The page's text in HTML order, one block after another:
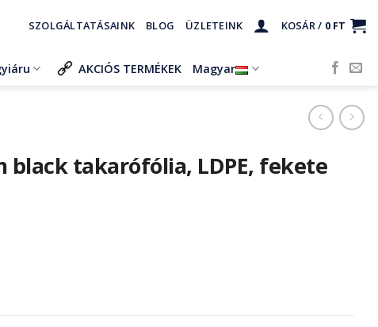
SZOLGÁLTATÁSAINK BLOG ÜZLETEINK KOSÁR / 0 FT
AKCIÓS TERMÉKEK Magyar
black takarófólia, LDPE, fekete